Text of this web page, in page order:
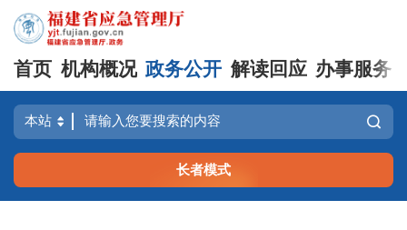
首页 机构概况 政务公开 解读回应 办事服务
长者模式